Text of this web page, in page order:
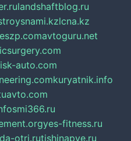
landshaftblog.ru
lcna.kz
avtoguru.net
auto.com
kuryatnik.info
smi366.ru
yes-fitness.ru
otri.rutishinapve.ru